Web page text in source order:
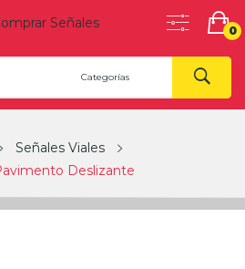
0
Señales Viales
Deslizante